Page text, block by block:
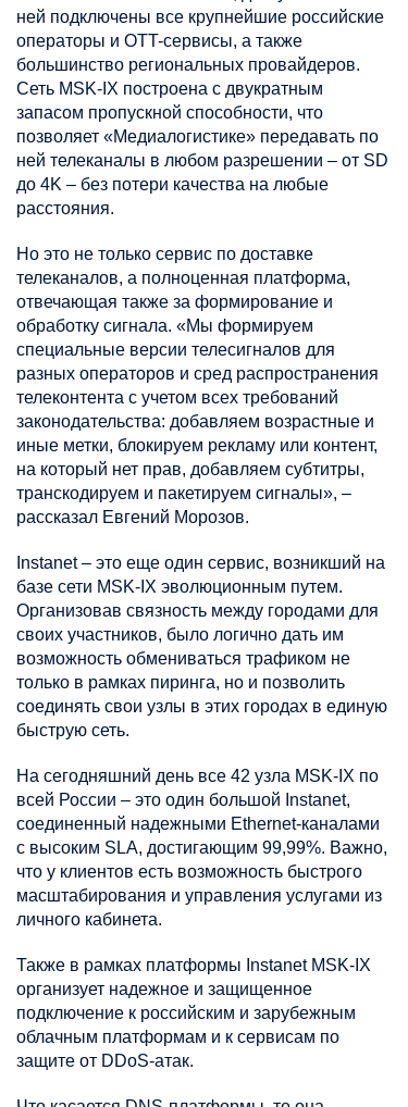
ней подключены все крупнейшие российские
операторы и OTT-сервисы, а также
большинство региональных провайдеров.
Сеть MSK-IX построена с двукратным
запасом пропускной способности, что
позволяет «Медиалогистике» передавать по
ней телеканалы в любом разрешении – от SD
до 4K – без потери качества на любые
расстояния.
Но это не только сервис по доставке
телеканалов, а полноценная платформа,
отвечающая также за формирование и
обработку сигнала. «Мы формируем
специальные версии телесигналов для
разных операторов и сред распространения
телеконтента с учетом всех требований
законодательства: добавляем возрастные и
иные метки, блокируем рекламу или контент,
на который нет прав, добавляем субтитры,
транскодируем и пакетируем сигналы», –
рассказал Евгений Морозов.
Instanet – это еще один сервис, возникший на
базе сети MSK-IX эволюционным путем.
Организовав связность между городами для
своих участников, было логично дать им
возможность обмениваться трафиком не
только в рамках пиринга, но и позволить
соединять свои узлы в этих городах в единую
быструю сеть.
На сегодняшний день все 42 узла MSK-IX по
всей России – это один большой Instanet,
соединенный надежными Ethernet-каналами
с высоким SLA, достигающим 99,99%. Важно,
что у клиентов есть возможность быстрого
масштабирования и управления услугами из
личного кабинета.
Также в рамках платформы Instanet MSK-IX
организует надежное и защищенное
подключение к российским и зарубежным
облачным платформам и к сервисам по
защите от DDoS-атак.